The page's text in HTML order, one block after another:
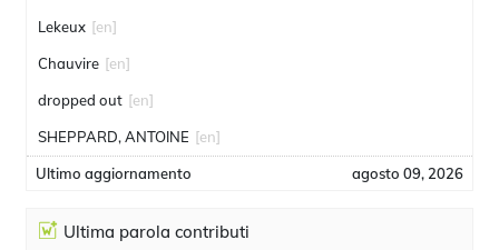
Lekeux [en]
Chauvire [en]
dropped out [en]
SHEPPARD, ANTOINE [en]
Ultimo aggiornamento agosto 09, 2026
Ultima parola contributi